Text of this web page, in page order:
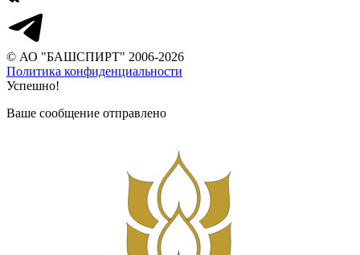
© АО "БАШСПИРТ" 2006-2026
Политика конфиденциальности
Успешно!
Ваше сообщение отправлено